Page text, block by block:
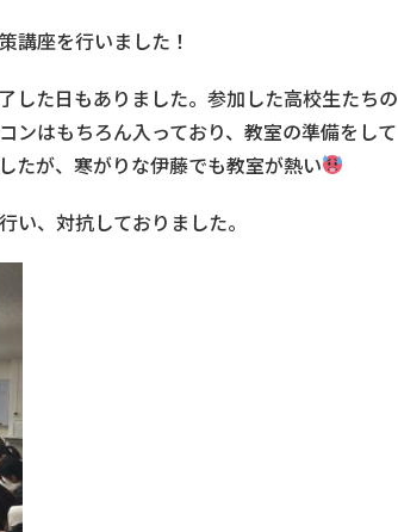
講座を行いました！
した日もありました。参加した高校生たちの
ンはもちろん入っており、教室の準備をして
たが、寒がりな伊藤でも教室が熱い
い、対抗しておりました。